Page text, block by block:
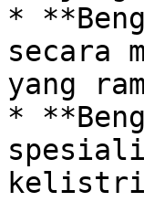
*
secara
yang
*